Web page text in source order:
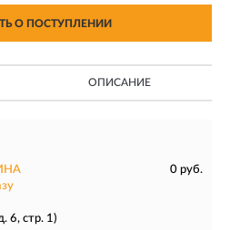
О ПОСТУПЛЕНИИ
ОПИСАНИЕ
0 руб.
6, стр. 1)